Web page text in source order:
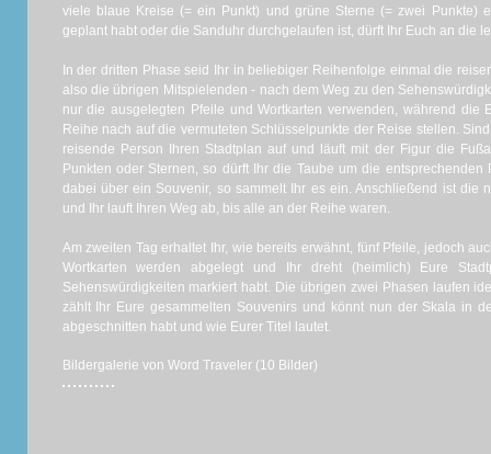
viele blaue Kreise (= ein Punkt) und grüne Sterne (= zwei Punkte)
geplant habt oder die Sanduhr durchgelaufen ist, dürft Ihr Euch an die
In der dritten Phase seid Ihr in beliebiger Reihenfolge einmal die
also die übrigen Mitspielenden - nach dem Weg zu den
nur die ausgelegten Pfeile und Wortkarten verwenden, während die
Reihe nach auf die vermuteten Schlüsselpunkte der Reise stellen.
reisende Person Ihren Stadtplan auf und läuft mit der Figur die
Punkten oder Sternen, so dürft Ihr die Taube um die
dabei über ein Souvenir, so sammelt Ihr es ein. Anschließend ist die
und Ihr lauft Ihren Weg ab, bis alle an der Reihe waren.
Am zweiten Tag erhaltet Ihr, wie bereits erwähnt, fünf Pfeile, jedoch
Wortkarten werden abgelegt und Ihr dreht (heimlich) Eure
Sehenswürdigkeiten markiert habt. Die übrigen zwei Phasen laufen
zählt Ihr Eure gesammelten Souvenirs und könnt nun der Skala in
abgeschnitten habt und wie Eurer Titel lautet.
Bildergalerie von Word Traveler (10 Bilder)